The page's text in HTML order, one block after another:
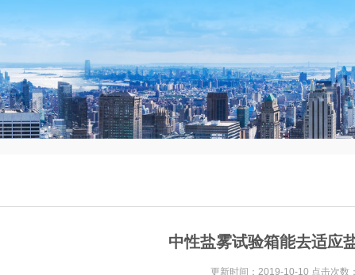
中性盐雾试验箱能去适应
更新时间：2019-10-10 点击次数